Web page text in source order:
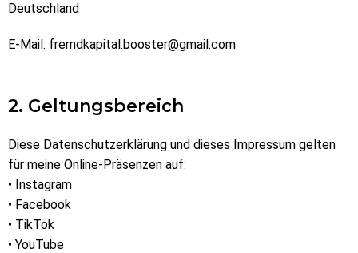
Deutschland
E-Mail: fremdkapital.booster@gmail.com
2. Geltungsbereich
Diese Datenschutzerklärung und dieses Impressum gelten
für meine Online-Präsenzen auf:
• Instagram
• Facebook
• TikTok
• YouTube